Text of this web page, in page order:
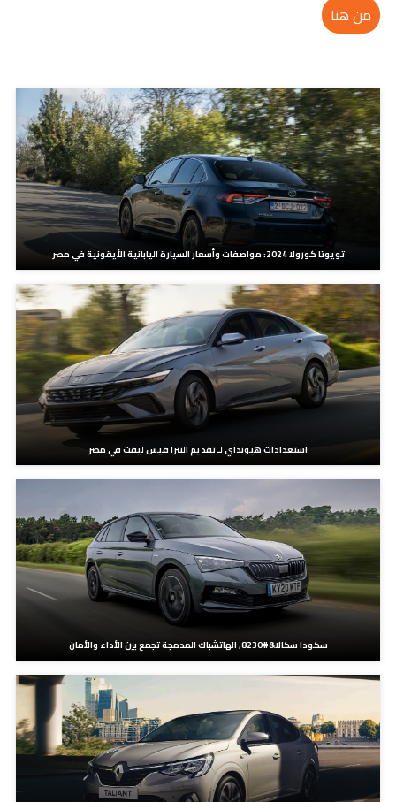
من هنا
تويوتا كورولا 2024: مواصفات وأسعار السيارة اليابانية الأيقونية في مصر
استعدادات هيونداي لـ تقديم النترا فيس ليفت في مصر
سكودا سكالا&#8230; الهاتشباك المدمجة تجمع بين الأداء والأمان